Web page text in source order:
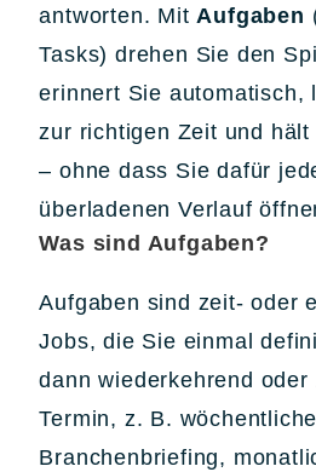
antworten. Mit Aufgaben
Tasks) drehen Sie den
erinnert Sie automatisch,
zur richtigen Zeit und hält
– ohne dass Sie dafür
überladenen Verlauf
Was sind Aufgaben?
Aufgaben sind zeit- oder
Jobs, die Sie einmal
dann wiederkehrend oder
Termin, z. B.
Branchenbriefing,